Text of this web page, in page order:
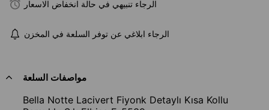
الرجاء تنبيهي في حالة انخفاض الاسعار
الرجاء ابلاغي عن توفر السلعة في المخزن
مواصفات السلعة
Bella Notte Lacivert Fiyonk Detaylı Kısa Kollu